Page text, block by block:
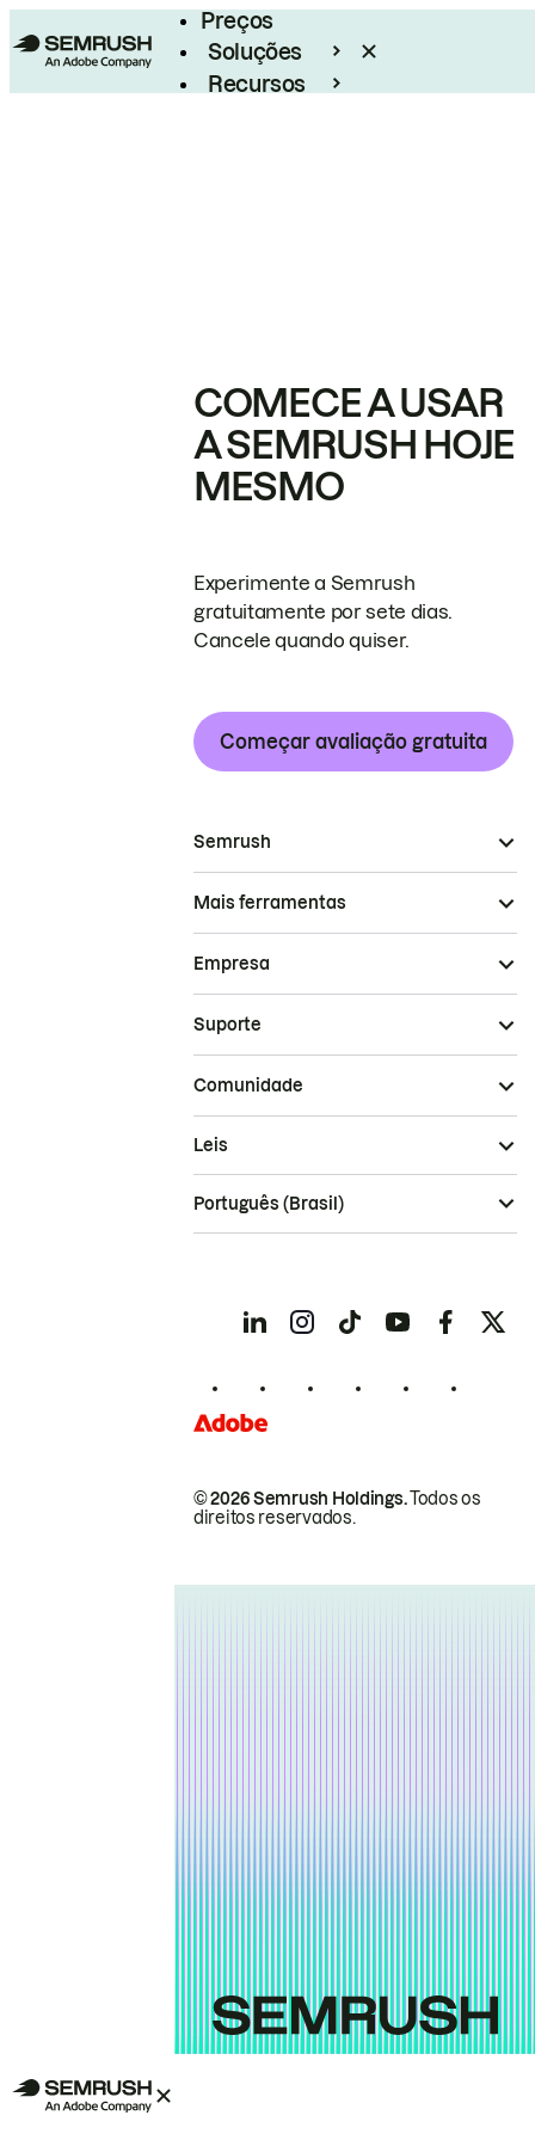
Preços
Soluções
Recursos
COMECE A USAR
A SEMRUSH HOJE
MESMO
Experimente a Semrush
gratuitamente por sete dias.
Cancele quando quiser.
Começar avaliação gratuita
Semrush
Mais ferramentas
Empresa
Suporte
Comunidade
© 2026 Semrush Holdings.Todos os
direitos reservados.
Leis
Português (Brasil)